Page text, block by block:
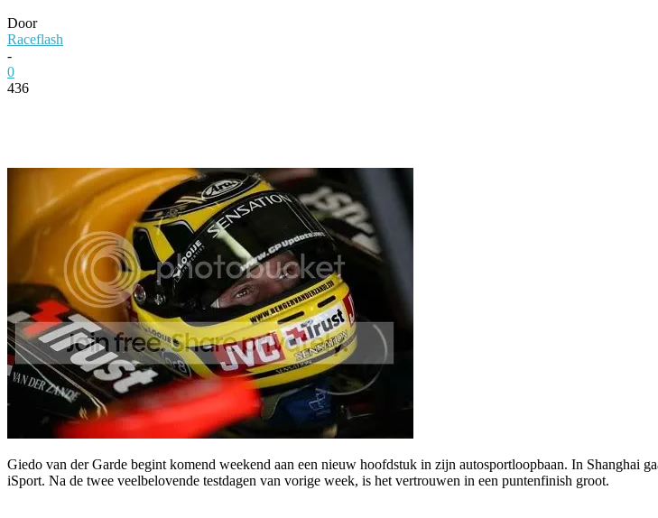
Door
Raceflash
-
0
436
Giedo van der Garde begint komend weekend aan een nieuw hoofdstuk in zijn autosportloopbaan. In Shanghai
iSport. Na de twee veelbelovende testdagen van vorige week, is het vertrouwen in een puntenfinish groot.